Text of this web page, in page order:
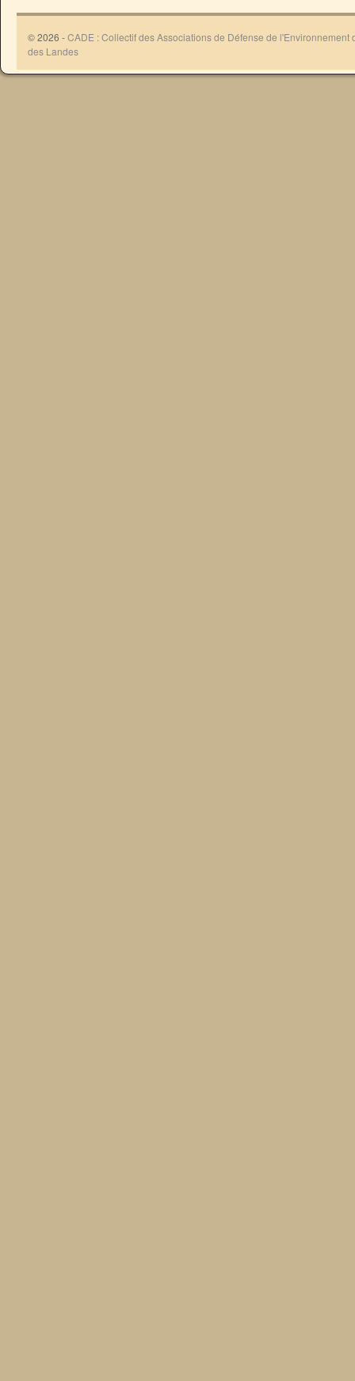
© 2026 -CADE : Collectif des Associations de Défense de l'Environnement
des Landes